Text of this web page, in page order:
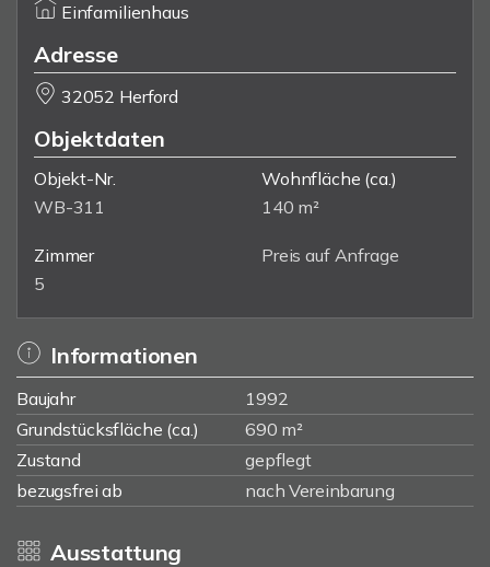
Einfamilienhaus
Adresse
32052 Herford
Objektdaten
Objekt-Nr.
WB-311
Wohnfläche (ca.)
140 m²
Zimmer
5
Preis auf Anfrage
Informationen
Baujahr
1992
Grundstücksfläche (ca.)
690 m²
Zustand
gepflegt
bezugsfrei ab
nach Vereinbarung
Ausstattung